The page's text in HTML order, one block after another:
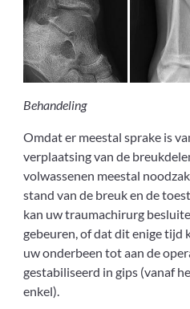
Behandeling
Omdat er meestal sprake is
verplaatsing van de
volwassenen meestal
stand van de breuk en de
kan uw traumachirurg
gebeuren, of dat dit enige tijd
uw onderbeen tot aan de
gestabiliseerd in gips (vanaf
enkel).